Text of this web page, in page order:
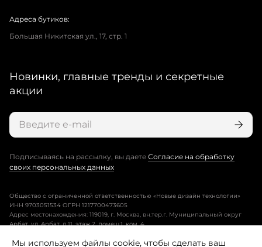
Адреса бутиков:
Большая Никитская ул., 17, стр. 1
Новинки, главные тренды и секретные
акции
Подписываясь на рассылку, вы даете Согласие на обработку
своих персональных данных
Общество с ограниченной ответственностью «Новые дизайн технологии»
ИНН 9703051534 ОГРН 1217700473605
Адрес местонахождения: 119019, г. Москва, вн.тер.г. Муниципальный округ
Арбат, ул. Арбат, д.11, этаж 2, помещ.1, ком. 4.
Мы используем файлы cookie, чтобы сделать ваш